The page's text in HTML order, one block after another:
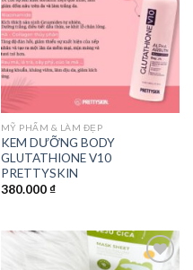
MỸ PHẨM & LÀM ĐẸP
KEM DƯỠNG BODY
GLUTATHIONE V10
PRETTYSKIN
380.000₫